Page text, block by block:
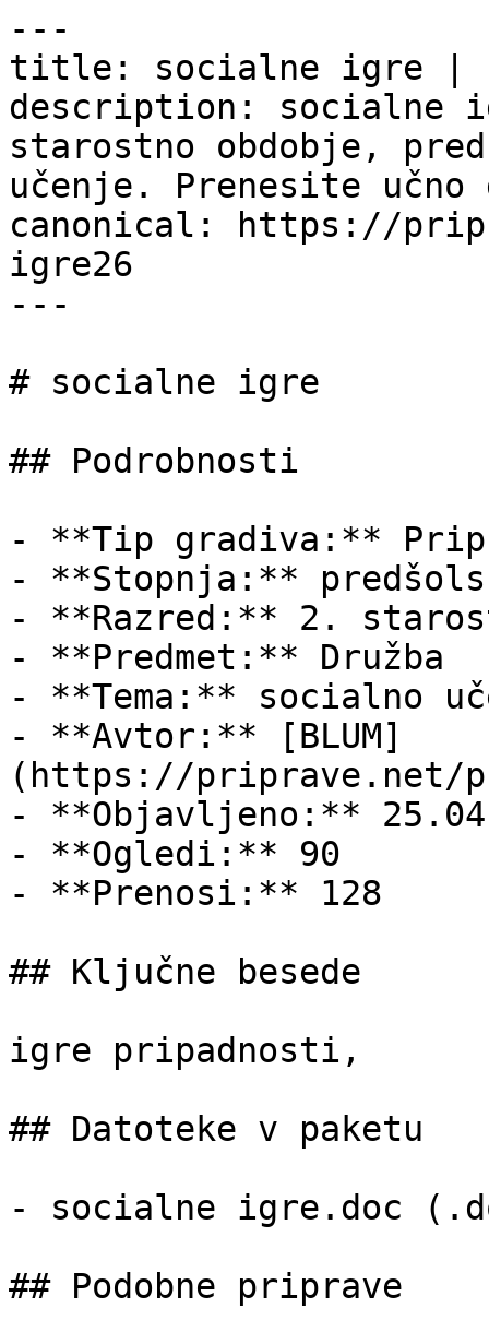
---
title: socialne igre |
description: socialne
starostno obdobje,
učenje. Prenesite
canonical: https://
igre26
---
# socialne igre
## Podrobnosti
- **Tip gradiva:**
- **Stopnja:**
- **Razred:** 2.
- **Predmet:** Družba
- **Tema:** socialno
- **Avtor:** [BLUM]
(https://priprave.net/
- **Objavljeno:**
- **Ogledi:** 90
- **Prenosi:** 128
## Ključne besede
igre pripadnosti,
## Datoteke v paketu
- socialne igre.doc
## Podobne priprave